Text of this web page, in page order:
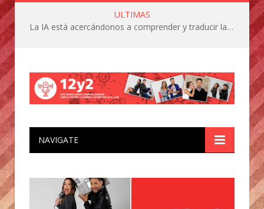
ULTIMAS
La IA está acercándonos a comprender y traducir las vocalizaciones y comportamientos de nuestras mascotas
NAVIGATE